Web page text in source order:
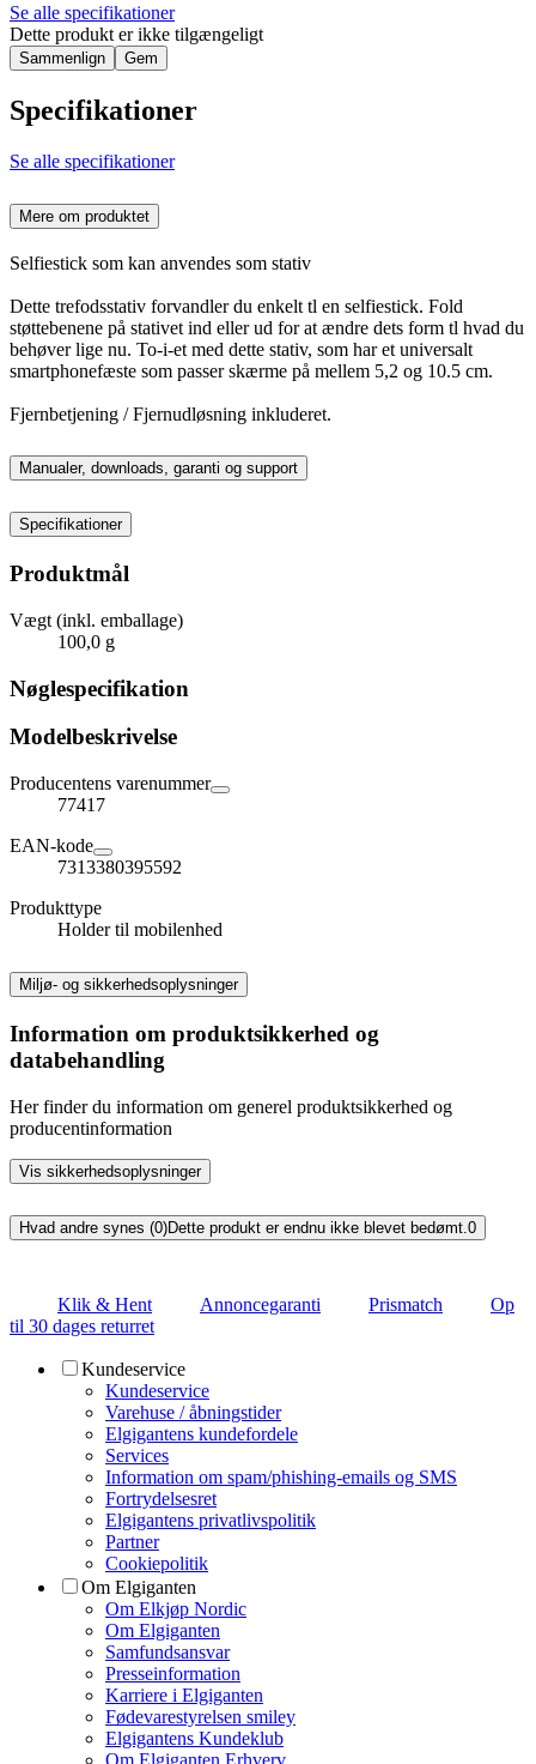
Se alle specifikationer
Dette produkt er ikke tilgængeligt
Sammenlign Gem
Specifikationer
Se alle specifikationer
Mere om produktet
Selfiestick som kan anvendes som stativ
Dette trefodsstativ forvandler du enkelt tl en selfiestick. Fold
støttebenene på stativet ind eller ud for at ændre dets form tl hvad du
behøver lige nu. To-i-et med dette stativ, som har et universalt
smartphonefæste som passer skærme på mellem 5,2 og 10.5 cm.
Fjernbetjening / Fjernudløsning inkluderet.
Manualer, downloads, garanti og support
Specifikationer
Produktmål
Vægt (inkl. emballage)
100,0 g
Nøglespecifikation
Modelbeskrivelse
Producentens varenummer
77417
EAN-kode
7313380395592
Produkttype
Holder til mobilenhed
Miljø- og sikkerhedsoplysninger
Information om produktsikkerhed og
databehandling
Her finder du information om generel produktsikkerhed og
producentinformation
Vis sikkerhedsoplysninger
Hvad andre synes (0)Dette produkt er endnu ikke blevet bedømt. 0
Klik & Hent Annoncegaranti Prismatch
Op
til 30 dages returret
Kundeservice
Kundeservice
Varehuse / åbningstider
Elgigantens kundefordele
Services
Information om spam/phishing-emails og SMS
Fortrydelsesret
Elgigantens privatlivspolitik
Partner
Cookiepolitik
Om Elgiganten
Om Elkjøp Nordic
Om Elgiganten
Samfundsansvar
Presseinformation
Karriere i Elgiganten
Fødevarestyrelsen smiley
Elgigantens Kundeklub